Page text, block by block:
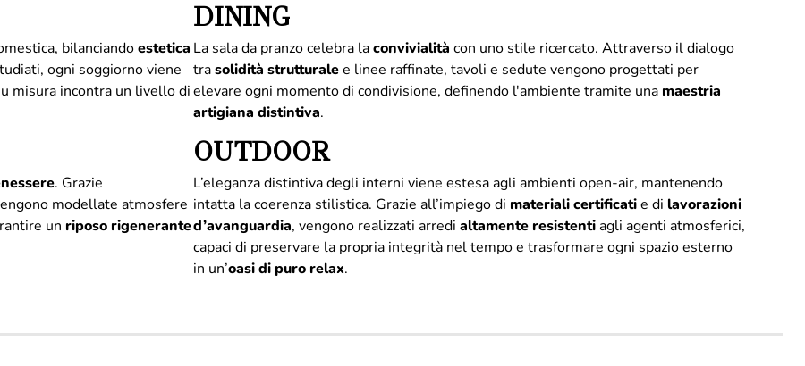
bilanciandoestetica
ogni soggiorno viene
misura incontra un livello di
DINING
La sala da pranzo celebra laconvivialità con uno stile ricercato. Attraverso il dialogo
trasolidità strutturalee linee raffinate, tavoli e sedute vengono progettati per
elevare ogni momento di condivisione, definendo l'ambiente tramite una maestria
artigiana distintiva.
. Grazie
modellate atmosfere
un riposo rigenerante
OUTDOOR
L’eleganza distintiva degli interni viene estesa agli ambienti open-air, mantenendo
intatta la coerenza stilistica. Grazie all’impiego di materialicertificatie di lavorazioni
d’avanguardia, vengono realizzati arredi altamente resistentiagli agenti atmosferici,
capaci di preservare la propria integrità nel tempo e trasformare ogni spazio esterno
in un’oasi di puro relax.